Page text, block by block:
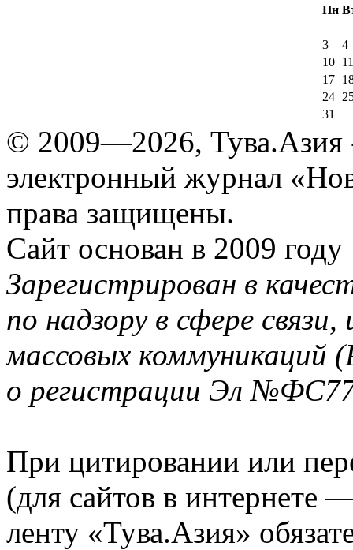
Пн
3
4
10
11
17
24
31
© 2009—2026, Тува.Азия
электронный журнал
права защищены.
Сайт основан в 2009 году
Зарегистрирован в
по надзору в сфере
массовых коммуникаций
о регистрации Эл
При цитировании или
(для сайтов в интернете
ленту «Тува.Азия»